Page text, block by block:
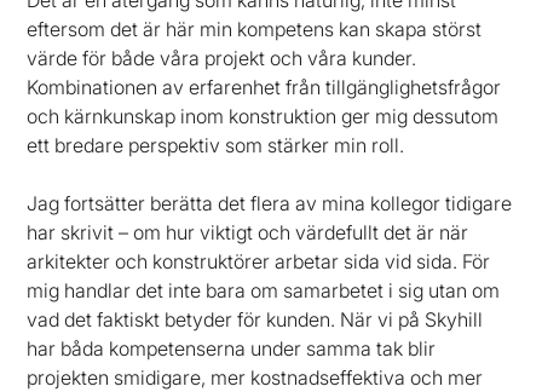
eftersom det är här min kompetens kan skapa störst
värde för både våra projekt och våra kunder.
Kombinationen av erfarenhet från tillgänglighetsfrågor
och kärnkunskap inom konstruktion ger mig dessutom
ett bredare perspektiv som stärker min roll.
Jag fortsätter berätta det flera av mina kollegor tidigare
har skrivit – om hur viktigt och värdefullt det är när
arkitekter och konstruktörer arbetar sida vid sida. För
mig handlar det inte bara om samarbetet i sig utan om
vad det faktiskt betyder för kunden. När vi på Skyhill
har båda kompetenserna under samma tak blir
projekten smidigare, mer kostnadseffektiva och mer